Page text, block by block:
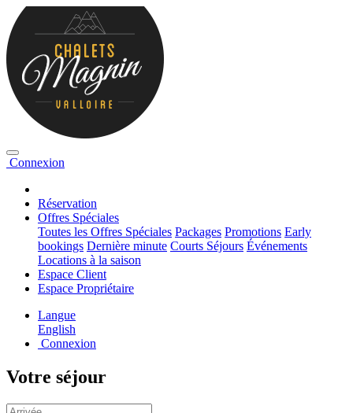
Connexion
Réservation
Offres Spéciales
Toutes les Offres Spéciales Packages Promotions Early
bookings Dernière minute Courts Séjours Événements
Locations à la saison
Espace Client
Espace Propriétaire
Langue
English
Connexion
Votre séjour